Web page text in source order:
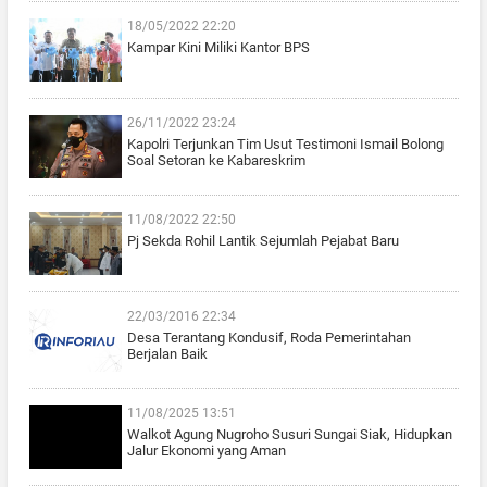
18/05/2022 22:20
Kampar Kini Miliki Kantor BPS
26/11/2022 23:24
Kapolri Terjunkan Tim Usut Testimoni Ismail Bolong
Soal Setoran ke Kabareskrim
11/08/2022 22:50
Pj Sekda Rohil Lantik Sejumlah Pejabat Baru
22/03/2016 22:34
Desa Terantang Kondusif, Roda Pemerintahan
Berjalan Baik
11/08/2025 13:51
Walkot Agung Nugroho Susuri Sungai Siak, Hidupkan
Jalur Ekonomi yang Aman